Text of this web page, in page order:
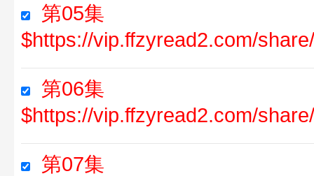
第05集
$https://vip.ffzyread2.com/
第06集
$https://vip.ffzyread2.com/
第07集